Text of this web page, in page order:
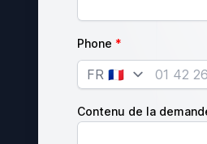
Phone
Country
Contenu de la
Notre charte qualité